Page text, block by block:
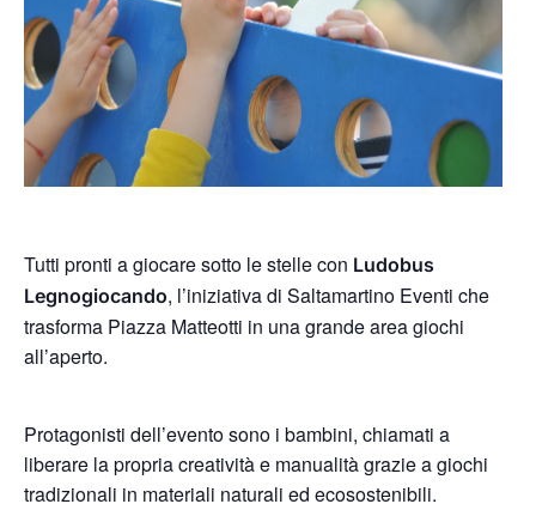
Tutti pronti a giocare sotto le stelle con Ludobus
Legnogiocando, l’iniziativa di Saltamartino Eventi che
trasforma Piazza Matteotti in una grande area giochi
all’aperto.
Protagonisti dell’evento sono i bambini, chiamati a
liberare la propria creatività e manualità grazie a giochi
tradizionali in materiali naturali ed ecosostenibili.